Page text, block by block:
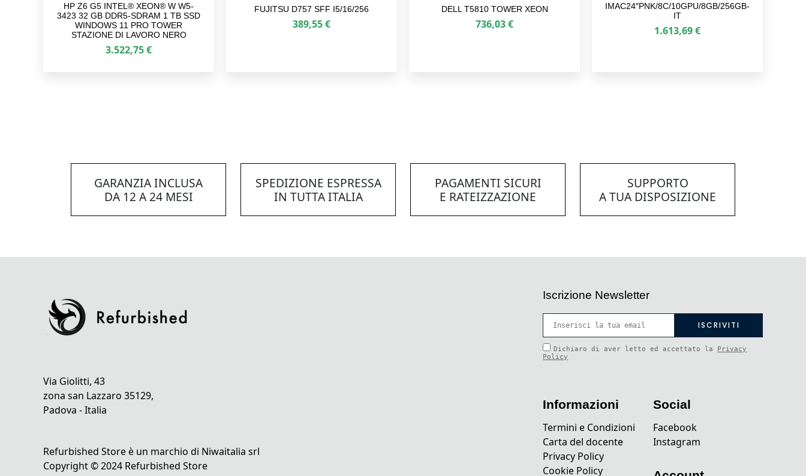
HP Z6 G5 INTEL® XEON® W W5-
3423 32 GB DDR5-SDRAM 1 TB SSD
WINDOWS 11 PRO TOWER
STAZIONE DI LAVORO NERO
3.522,75€
FUJITSU D757 SFF I5/16/256
389,55€
DELL T5810 TOWER XEON
736,03€
IMAC24″PNK/8C/10GPU/8GB/256GB-
IT
1.613,69€
GARANZIA INCLUSA
DA 12 A 24 MESI
SPEDIZIONE ESPRESSA
IN TUTTA ITALIA
PAGAMENTI SICURI
E RATEIZZAZIONE
SUPPORTO
A TUA DISPOSIZIONE
Via Giolitti, 43
zona san Lazzaro 35129,
Padova - Italia
Refurbished Store è un marchio di Niwaitalia srl
Copyright © 2024 Refurbished Store
Iscrizione Newsletter
Dichiaro di aver letto ed accettato la Privacy
Policy
Informazioni
Termini e Condizioni
Carta del docente
Privacy Policy
Cookie Policy
Social
Facebook
Instagram